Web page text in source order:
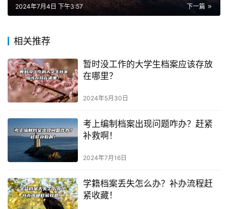
下一篇
2024年7月4日 下午3:57
相关推荐
暂时没工作的大学生档案应该存放
在哪里？
2024年5月30日
考上编制档案出现问题咋办？赶紧
补救啊！
2024年7月16日
学籍档案丢失怎么办？补办流程赶
紧收藏！